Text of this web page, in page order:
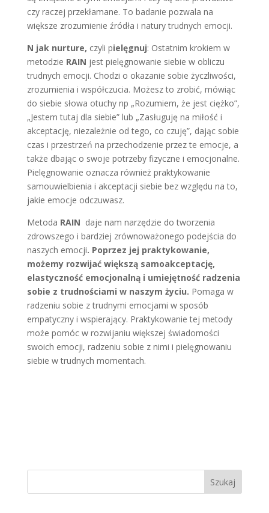
czy raczej przekłamane. To badanie pozwala na
większe zrozumienie źródła i natury trudnych emocji.
N jak nurture, czyli pielęgnuj: Ostatnim krokiem w
metodzie RAIN jest pielęgnowanie siebie w obliczu
trudnych emocji. Chodzi o okazanie sobie życzliwości,
zrozumienia i współczucia. Możesz to zrobić, mówiąc
do siebie słowa otuchy np „Rozumiem, że jest ciężko”,
„Jestem tutaj dla siebie” lub „Zasługuję na miłość i
akceptację, niezależnie od tego, co czuję”, dając sobie
czas i przestrzeń na przechodzenie przez te emocje, a
także dbając o swoje potrzeby fizyczne i emocjonalne.
Pielęgnowanie oznacza również praktykowanie
samouwielbienia i akceptacji siebie bez względu na to,
jakie emocje odczuwasz.
Metoda RAIN daje nam narzędzie do tworzenia
zdrowszego i bardziej zrównoważonego podejścia do
naszych emocji. Poprzez jej praktykowanie,
możemy rozwijać większą samoakceptację,
elastyczność emocjonalną i umiejętność radzenia
sobie z trudnościami w naszym życiu. Pomaga w
radzeniu sobie z trudnymi emocjami w sposób
empatyczny i wspierający. Praktykowanie tej metody
może pomóc w rozwijaniu większej świadomości
swoich emocji, radzeniu sobie z nimi i pielęgnowaniu
siebie w trudnych momentach.
Szukaj